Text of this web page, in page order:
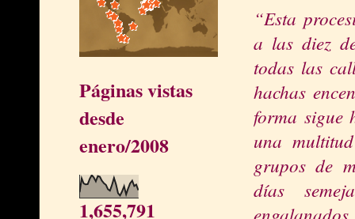
Páginas vistas
desde
enero/2008
1,655,791
“Esta
a las diez
todas las
hachas
forma
una
grupos de
días
engala